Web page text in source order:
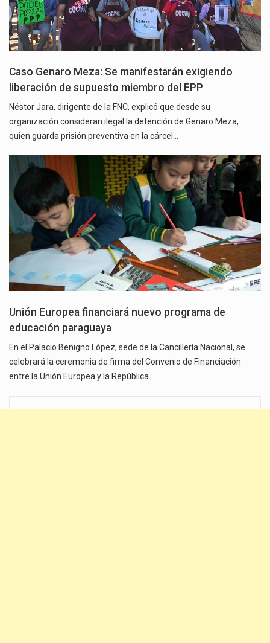
Caso Genaro Meza: Se manifestarán exigiendo
liberación de supuesto miembro del EPP
Néstor Jara, dirigente de la FNC, explicó que desde su
organización consideran ilegal la detención de Genaro Meza,
quien guarda prisión preventiva en la cárcel…
Unión Europea financiará nuevo programa de
educación paraguaya
En el Palacio Benigno López, sede de la Cancillería Nacional, se
celebrará la ceremonia de firma del Convenio de Financiación
entre la Unión Europea y la República…